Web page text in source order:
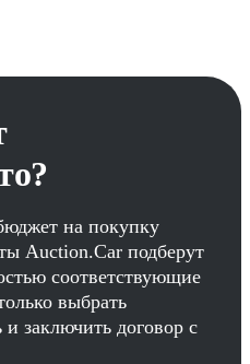
на покупку
Auction.Car подберут
соответствующие
выбрать
заключить договор с